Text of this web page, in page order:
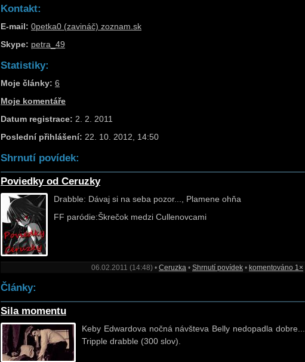
Kontakt:
E-mail: 0petka0 (zavináč) zoznam.sk
Skype: petra_49
Statistiky:
Moje články: 6
Moje komentáře
Datum registrace: 2. 2. 2011
Poslední přihlášení: 22. 10. 2012, 14:50
Shrnutí povídek:
Poviedky od Ceruzky
Drabble: Dávaj si na seba pozor..., Plamene ohňa
FF paródie:Škrečok medzi Cullenovcami
06.02.2011 (14:48) • Ceruzka • Shrnutí povídek • komentováno 1×
Články:
Sila momentu
Keby Edwardova nočná návšteva Belly nedopadla dobre...
Tripple drabble (300 slov).